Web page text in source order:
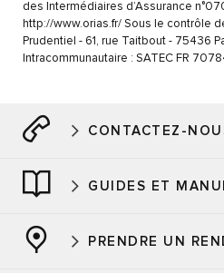
des Intermédiaires d’Assurance
http://www.orias.fr/ Sous le contrôle
Prudentiel - 61, rue Taitbout - 75436
Intracommunautaire : SATEC FR
CONTACTEZ-
GUIDES ET
PRENDRE UN